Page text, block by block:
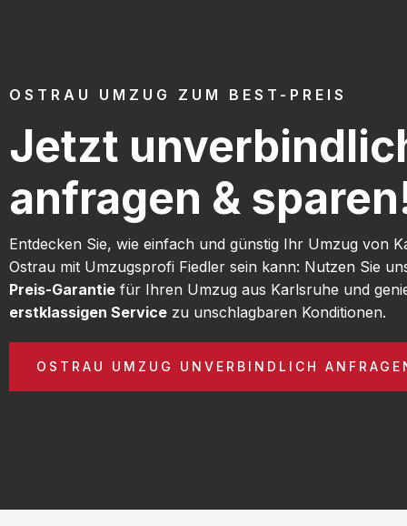
OSTRAU UMZUG ZUM BEST-PREIS
Jetzt
anfragen &
Entdecken Sie, wie einfach und günstig Ihr Umzug von
Ostrau mit Umzugsprofi Fiedler sein kann: Nutzen Sie
Preis-Garantie für Ihren Umzug aus Karlsruhe und
erstklassigen Service zu unschlagbaren Konditionen.
OSTRAU UMZUG UNVERBINDLICH